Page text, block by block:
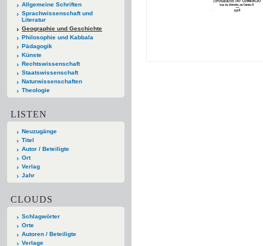
Allgemeine Schriften
Sprachwissenschaft und
Literatur
Geographie und Geschichte
Philosophie und Kabbala
Pädagogik
Künste
Rechtswissenschaft
Staatswissenschaft
Naturwissenschaften
Theologie
LISTEN
Neuzugänge
Titel
Autor / Beteiligte
Ort
Verlag
Jahr
CLOUDS
Schlagwörter
Orte
Autoren / Beteiligte
Verlage